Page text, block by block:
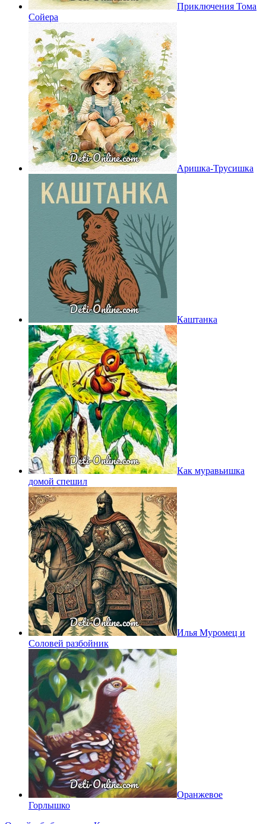
Приключения Тома
Сойера
Аришка-Трусишка
Каштанка
Как муравьишка
домой спешил
Илья Муромец и
Соловей разбойник
Оранжевое
Горлышко